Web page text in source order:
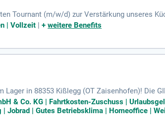
Tournant (m/w/d) zur Verstärkung unseres
und möblierten Wohnraum, sofern verfügbar.
Zubereitung hochwertiger Speisen. Zudem
Qualitätsstandards. Du bringst eine
Teams und nutze unsere internen
| Vollzeit |+weitere Benefits
in 88353 Kißlegg (OT Zaisenhofen)! Die
motivierte Mitarbeiter:innen. Sie arbeiten
umfassen die Kommissionierung von
unserer Erfolgsgeschichte zu werden!
& Co. KG | Fahrtkosten-Zuschuss |
Jobrad | Gutes Betriebsklima | Homeoffice |